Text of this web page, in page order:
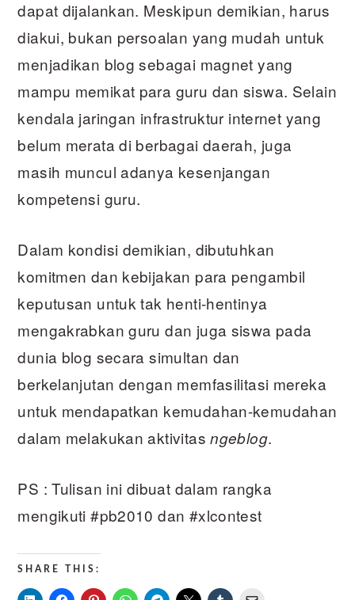
dapat dijalankan. Meskipun demikian, harus
diakui, bukan persoalan yang mudah untuk
menjadikan blog sebagai magnet yang
mampu memikat para guru dan siswa. Selain
kendala jaringan infrastruktur internet yang
belum merata di berbagai daerah, juga
masih muncul adanya kesenjangan
kompetensi guru.
Dalam kondisi demikian, dibutuhkan
komitmen dan kebijakan para pengambil
keputusan untuk tak henti-hentinya
mengakrabkan guru dan juga siswa pada
dunia blog secara simultan dan
berkelanjutan dengan memfasilitasi mereka
untuk mendapatkan kemudahan-kemudahan
dalam melakukan aktivitasngeblog.
PS : Tulisan ini dibuat dalam rangka
mengikuti #pb2010 dan #xlcontest
SHARE THIS: